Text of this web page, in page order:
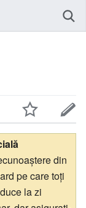
din
pe care toți
la zi